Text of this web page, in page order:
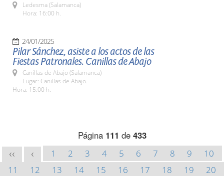
Ledesma (Salamanca)
Hora: 16:00 h.
24/01/2025
Pilar Sánchez, asiste a los actos de las
Fiestas Patronales. Canillas de Abajo
Canillas de Abajo (Salamanca)
Lugar: Canillas de Abajo.
Hora: 15:00 h.
Página 111 de 433
<< < 1 2 3 4 5 6 7 8 9
10
11
12 13 14 15 16 17 18 19
20